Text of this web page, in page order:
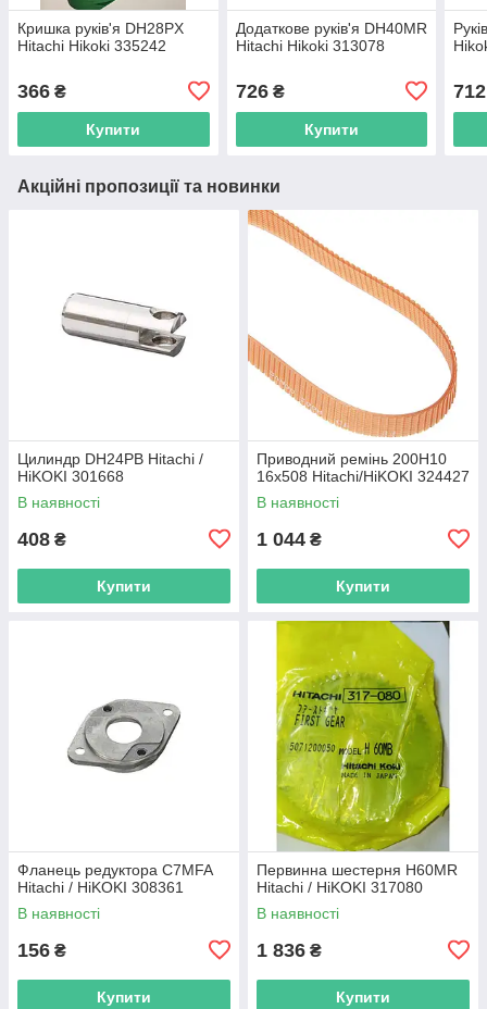
Кришка руків'я DH28PX
Hitachi Hikoki 335242
366 ₴
Купити
Додаткове руків'я DH40MR
Hitachi Hikoki 313078
726₴
Купити
712
Акційні пропозиції та новинки
Цилиндр DH24PB Hitachi /
HiKOKI 301668
В наявності
408 ₴
Купити
Приводний ремінь 200Н10
16х508 Hitachi/HiKOKI 324427
В наявності
1 044 ₴
Купити
Фланець редуктора C7MFA
Hitachi / HiKOKI 308361
В наявності
156 ₴
Купити
Первинна шестерня H60MR
Hitachi / HiKOKI 317080
В наявності
1 836 ₴
Купити